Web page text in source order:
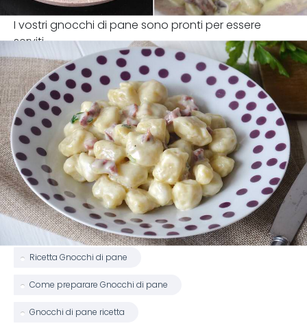
I vostri gnocchi di pane sono pronti per essere
serviti.
Ricetta Gnocchi di pane
Come preparare Gnocchi di pane
Gnocchi di pane ricetta